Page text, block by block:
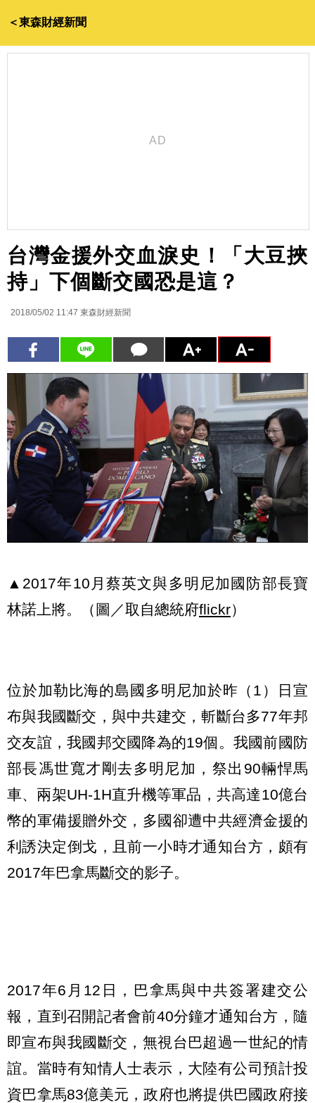
＜東森財經新聞
台灣金援外交血淚史！「大豆挾
持」下個斷交國恐是這？
2018/05/02 11:47 東森財經新聞
▲2017年10月蔡英文與多明尼加國防部長寶
林諾上將。（圖／取自總統府flickr）
位於加勒比海的島國多明尼加於昨（1）日宣
布與我國斷交，與中共建交，斬斷台多77年邦
交友誼，我國邦交國降為的19個。我國前國防
部長馮世寬才剛去多明尼加，祭出90輛悍馬
車、兩架UH-1H直升機等軍品，共高達10億台
幣的軍備援贈外交，多國卻遭中共經濟金援的
利誘決定倒戈，且前一小時才通知台方，頗有
2017年巴拿馬斷交的影子。
2017年6月12日，巴拿馬與中共簽署建交公
報，直到召開記者會前40分鐘才通知台方，隨
即宣布與我國斷交，無視台巴超過一世紀的情
誼。當時有知情人士表示，大陸有公司預計投
資巴拿馬83億美元，政府也將提供巴國政府接